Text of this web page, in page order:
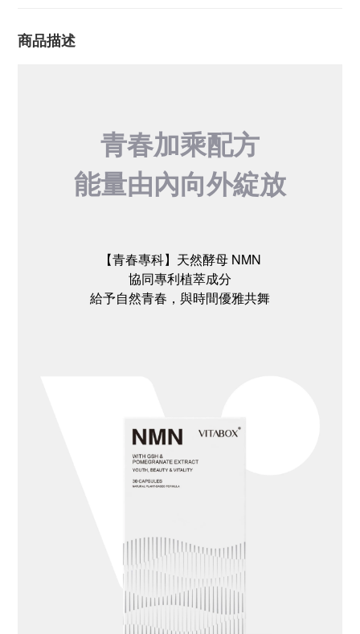
商品描述
青春加乘配方
能量由內向外綻放
【青春專科】天然酵母 NMN
協同專利植萃成分
給予自然青春，與時間優雅共舞